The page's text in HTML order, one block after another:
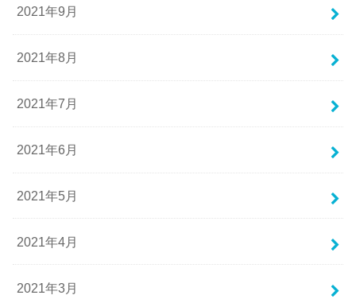
2021年9月
2021年8月
2021年7月
2021年6月
2021年5月
2021年4月
2021年3月